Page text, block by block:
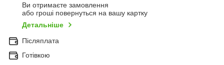
Ви отримаєте замовлення
або гроші повернуться на вашу картку
Детальніше
Післяплата
Готівкою